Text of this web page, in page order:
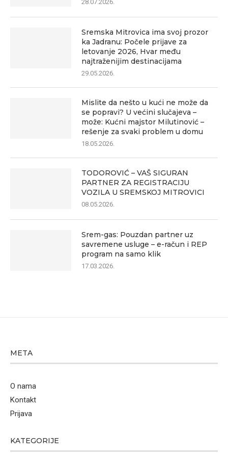
28.07.2026.
Sremska Mitrovica ima svoj prozor
ka Jadranu: Počele prijave za
letovanje 2026, Hvar među
najtraženijim destinacijama
29.05.2026.
Mislite da nešto u kući ne može da
se popravi? U većini slučajeva –
može: Kućni majstor Milutinović –
rešenje za svaki problem u domu
18.05.2026.
TODOROVIĆ – VAŠ SIGURAN
PARTNER ZA REGISTRACIJU
VOZILA U SREMSKOJ MITROVICI
08.05.2026.
Srem-gas: Pouzdan partner uz
savremene usluge – e-račun i REP
program na samo klik
17.03.2026.
META
O nama
Kontakt
Prijava
KATEGORIJE